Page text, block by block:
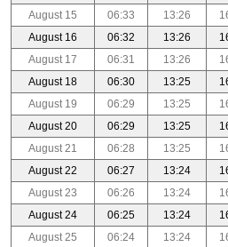
August 15
06:33 13:26
August 16
06:32 13:26
August 17
06:31 13:26
August 18
06:30 13:25
August 19
06:29 13:25
August 20
06:29 13:25
August 21
06:28 13:25
August 22
06:27 13:24
August 23
06:26 13:24
August 24
06:25 13:24
August 25
06:24 13:24